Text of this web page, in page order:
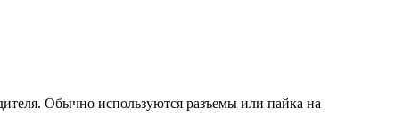
Обычно используются разъемы или пайка на